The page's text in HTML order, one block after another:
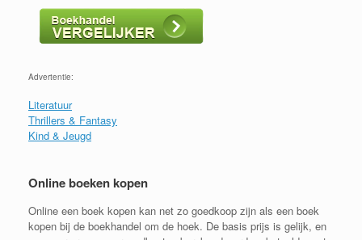
Advertentie:
Literatuur
Thrillers & Fantasy
Kind & Jeugd
Online boeken kopen
Online een boek kopen kan net zo goedkoop zijn als een boek
kopen bij de boekhandel om de hoek. De basis prijs is gelijk, en